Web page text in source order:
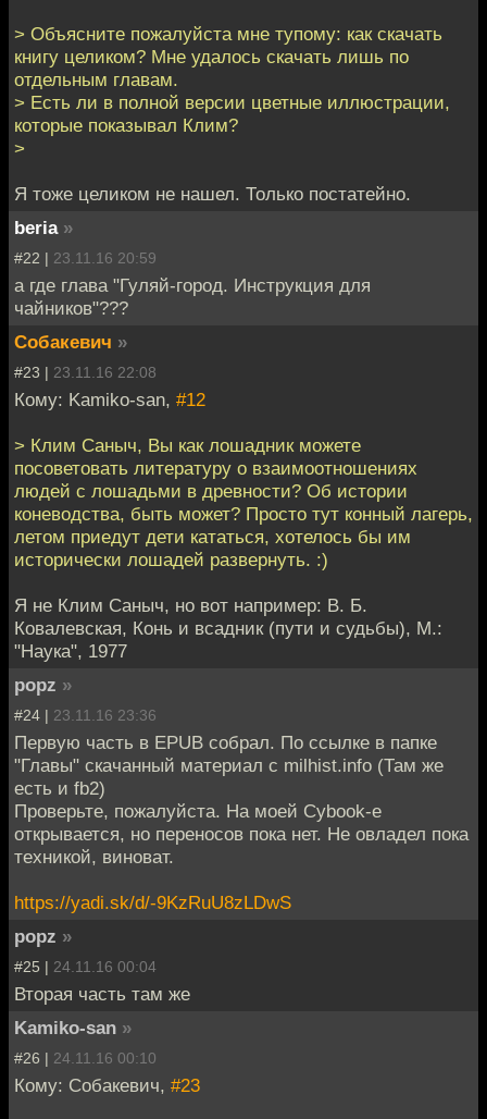
> Объясните пожалуйста мне тупому: как скачать
книгу целиком? Мне удалось скачать лишь по
отдельным главам.
> Есть ли в полной версии цветные иллюстрации,
которые показывал Клим?
>
Я тоже целиком не нашел. Только постатейно.
beria »
#22 | 23.11.16 20:59
а где глава "Гуляй-город. Инструкция для
чайников"???
Собакевич »
#23 | 23.11.16 22:08
Кому: Kamiko-san, #12
> Клим Саныч, Вы как лошадник можете
посоветовать литературу о взаимоотношениях
людей с лошадьми в древности? Об истории
коневодства, быть может? Просто тут конный лагерь,
летом приедут дети кататься, хотелось бы им
исторически лошадей развернуть. :)
Я не Клим Саныч, но вот например: В. Б.
Ковалевская, Конь и всадник (пути и судьбы), М.:
"Наука", 1977
popz »
#24 | 23.11.16 23:36
Первую часть в EPUB собрал. По ссылке в папке
"Главы" скачанный материал с milhist.info (Там же
есть и fb2)
Проверьте, пожалуйста. На моей Cybook-е
открывается, но переносов пока нет. Не овладел пока
техникой, виноват.
https://yadi.sk/d/-9KzRuU8zLDwS
popz »
#25 | 24.11.16 00:04
Вторая часть там же
Kamiko-san »
#26 | 24.11.16 00:10
Кому: Собакевич, #23